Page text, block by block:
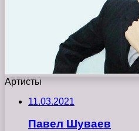
Артисты
11.03.2021
Павел Шуваев